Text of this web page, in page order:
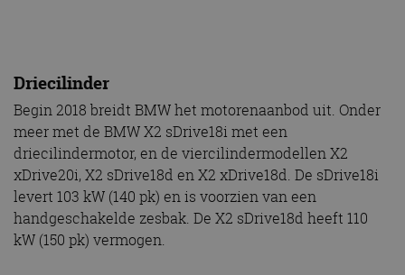
Driecilinder
Begin 2018 breidt BMW het motorenaanbod uit. Onder
meer met de BMW X2 sDrive18i met een
driecilindermotor, en de viercilindermodellen X2
xDrive20i, X2 sDrive18d en X2 xDrive18d. De sDrive18i
levert 103 kW (140 pk) en is voorzien van een
handgeschakelde zesbak. De X2 sDrive18d heeft 110
kW (150 pk) vermogen.